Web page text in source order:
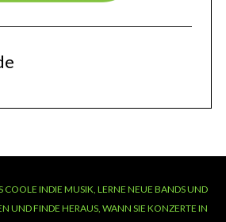
COOLE INDIE MUSIK, LERNE NEUE BANDS UND
UND FINDE HERAUS, WANN SIE KONZERTE IN